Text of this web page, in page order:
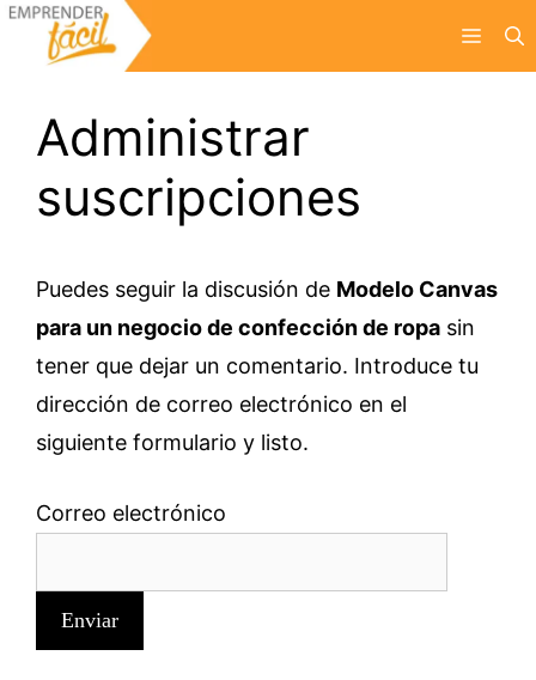
Saltar
Menú
Administrar
suscripciones
Puedes seguir la discusión de Modelo Canvas
para un negocio de confección de ropa sin
tener que dejar un comentario. Introduce tu
dirección de correo electrónico en el
siguiente formulario y listo.
Correo electrónico